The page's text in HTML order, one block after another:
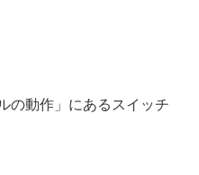
の動作」にあるスイッチ